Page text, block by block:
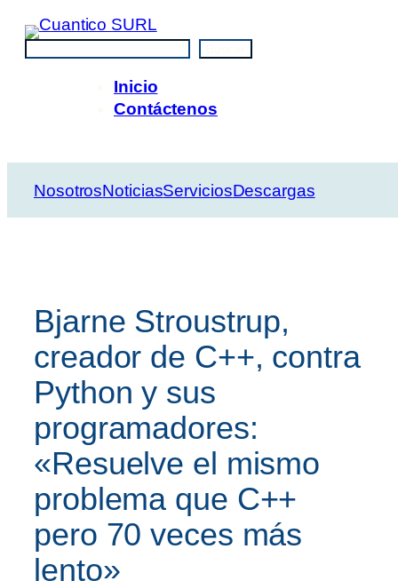
Saltar
contenido
Inicio
Contáctenos
NosotrosNoticiasServiciosDescargas
Bjarne Stroustrup,
creador de C++, contra
Python y sus
programadores:
«Resuelve el mismo
problema que C++
pero 70 veces más
lento»